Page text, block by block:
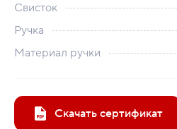
Свисток
Ручка
Материал ручки
Скачать сертификат